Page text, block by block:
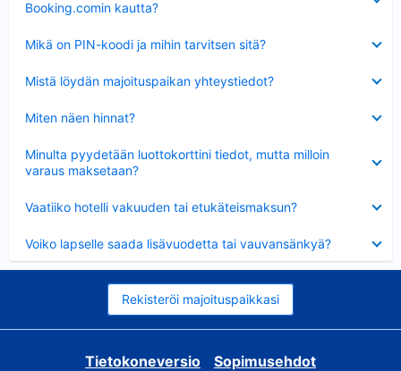
Booking.comin kautta?
Mikä on PIN-koodi ja mihin tarvitsen sitä?
Mistä löydän majoituspaikan yhteystiedot?
Miten näen hinnat?
Minulta pyydetään luottokorttini tiedot, mutta milloin
varaus maksetaan?
Vaatiiko hotelli vakuuden tai etukäteismaksun?
Voiko lapselle saada lisävuodetta tai vauvansänkyä?
Rekisteröi majoituspaikkasi
Tietokoneversio
Sopimusehdot